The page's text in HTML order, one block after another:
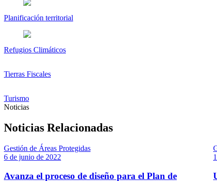
Planificación territorial
Refugios Climáticos
Tierras Fiscales
Turismo
Noticias
Noticias Relacionadas
Gestión de Áreas Protegidas
6 de junio de 2022
Avanza el proceso de diseño para el Plan de